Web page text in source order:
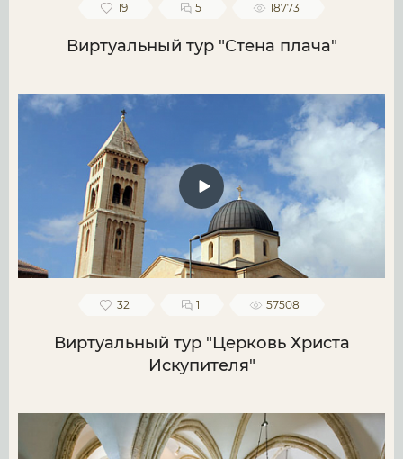
19 5 18773
Виртуальный тур "Стена плача"
32 1 57508
Виртуальный тур "Церковь Христа
Искупителя"